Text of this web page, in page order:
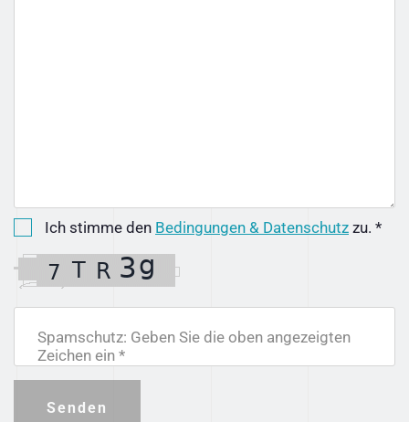
Ich stimme den Bedingungen & Datenschutz zu. *
Spamschutz: Geben Sie die oben angezeigten
Zeichen ein *
Senden